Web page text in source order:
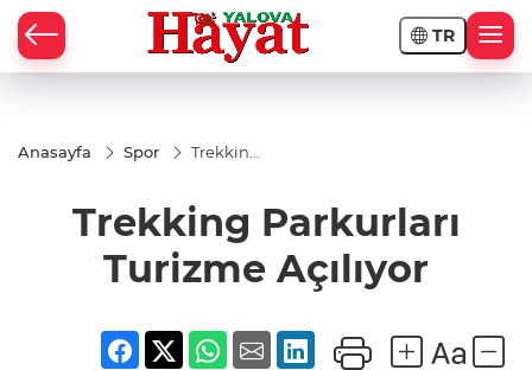
TR
Anasayfa Spor
Trekking
Açılıyor
Trekking Parkurları
Turizme Açılıyor